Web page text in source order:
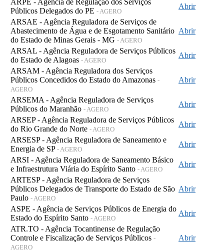
ARPE - Agência de Regulação dos Serviços
Públicos Delegados do PE - AGERO
Abrir
ARSAE - Agência Reguladora de Serviços de
Abastecimento de Água e de Esgotamento Sanitário
do Estado de Minas Gerais - MG - AGERO
Abrir
ARSAL - Agência Reguladora de Serviços Públicos
do Estado de Alagoas - AGERO
Abrir
ARSAM - Agência Reguladora dos Serviços
Públicos Concedidos do Estado do Amazonas -
AGERO
Abrir
ARSEMA - Agência Reguladora de Serviços
Públicos do Maranhão - AGERO
Abrir
ARSEP - Agência Reguladora de Serviços Públicos
do Rio Grande do Norte - AGERO
Abrir
ARSESP - Agência Reguladora de Saneamento e
Energia de SP - AGERO
Abrir
ARSI - Agência Reguladora de Saneamento Básico
e Infraestrutura Viária do Espírito Santo - AGERO
Abrir
ARTESP - Agência Reguladora de Serviços
Públicos Delegados de Transporte do Estado de São
Paulo - AGERO
Abrir
ASPE - Agência de Serviços Públicos de Energia do
Estado do Espírito Santo - AGERO
Abrir
ATR.TO - Agência Tocantinense de Regulação
Controle e Fiscalização de Serviços Públicos -
AGERO
Abrir